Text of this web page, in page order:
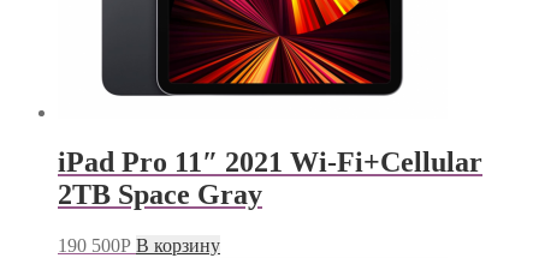
iPad Pro 11″ 2021 Wi-Fi+Cellular
2TB Space Gray
190 500Р В корзину